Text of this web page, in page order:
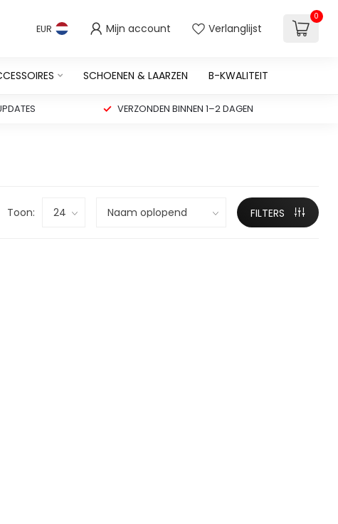
EUR Mijn account Verlanglijst
0
SCHOENEN & LAARZEN B-KWALITEIT
VERZONDEN BINNEN 1–2 DAGEN
Toon: FILTERS